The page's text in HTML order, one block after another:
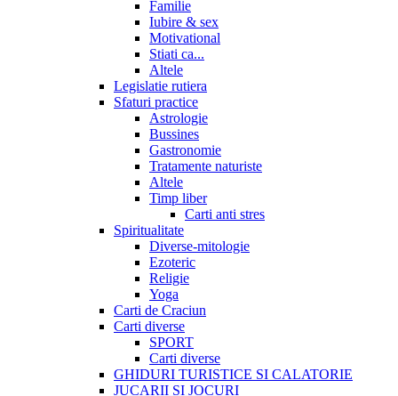
Familie
Iubire & sex
Motivational
Stiati ca...
Altele
Legislatie rutiera
Sfaturi practice
Astrologie
Bussines
Gastronomie
Tratamente naturiste
Altele
Timp liber
Carti anti stres
Spiritualitate
Diverse-mitologie
Ezoteric
Religie
Yoga
Carti de Craciun
Carti diverse
SPORT
Carti diverse
GHIDURI TURISTICE SI CALATORIE
JUCARII SI JOCURI